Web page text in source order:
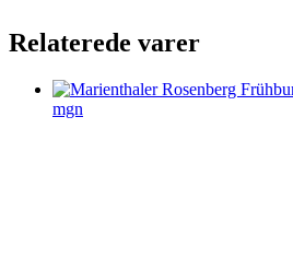
Relaterede varer